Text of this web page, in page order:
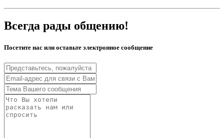
Всегда рады общению!
Посетите нас или оставьте электронное сообщение